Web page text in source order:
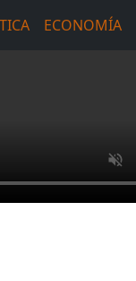
ECONOMÍA